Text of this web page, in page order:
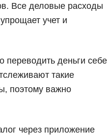
Все деловые расходы
учет и
переводить деньги себе
такие
поэтому важно
через приложение